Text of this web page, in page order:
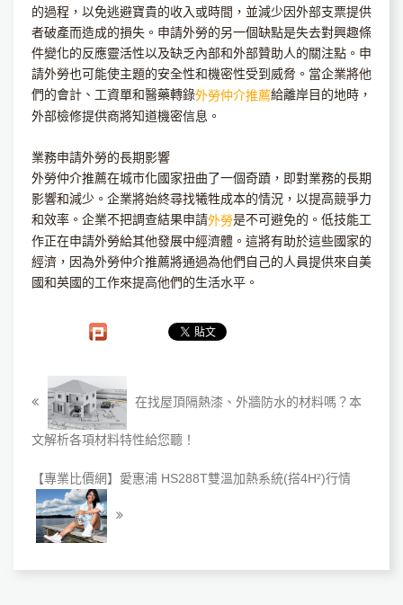
的過程，以免逃避寶貴的收入或時間，並減少因外部支票提供
者破產而造成的損失。申請外勞的另一個缺點是失去對興趣條
件變化的反應靈活性以及缺乏內部和外部贊助人的關注點。申
請外勞也可能使主題的安全性和機密性受到威脅。當企業將他
們的會計、工資單和醫藥轉錄外勞仲介推薦給離岸目的地時，
外部檢修提供商將知道機密信息。
業務申請外勞的長期影響
外勞仲介推薦在城市化國家扭曲了一個奇蹟，即對業務的長期
影響和減少。企業將始終尋找犧牲成本的情況，以提高競爭力
和效率。企業不把調查結果申請外勞是不可避免的。低技能工
作正在申請外勞給其他發展中經濟體。這將有助於這些國家的
經濟，因為外勞仲介推薦將通過為他們自己的人員提供來自美
國和英國的工作來提高他們的生活水平。
在找屋頂隔熱漆、外牆防水的材料嗎？本
文解析各項材料特性給您聽！
【專業比價網】愛惠浦 HS288T雙溫加熱系統(搭4H²)行情